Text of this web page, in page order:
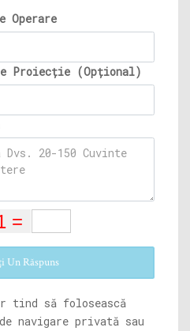
Operare
Proiecție (Opțional)
Un Răspuns
tind să folosească
navigare privată sau